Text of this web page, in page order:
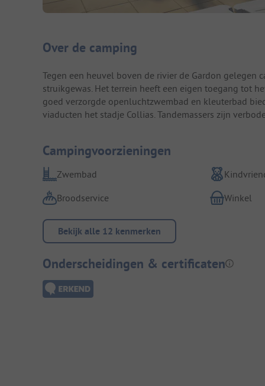
Camping introductie
Over de camping
Tegen een heuvel boven de rivier de Gardon gelegen
struikgewas. Het terrein heeft een eigen toegang tot
goed verzorgde openluchtzwembad en kleuterbad
viaducten het stadje Collias. Tandemassers zijn
Campingvoorzieningen
Zwembad
Broodservice
Winkel
Bekijk alle 12 kenmerken
Onderscheidingen & certificaten